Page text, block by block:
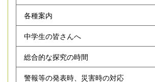
各種案内
中学生の皆さんへ
総合的な探究の時間
警報等の発表時、災害時の対応